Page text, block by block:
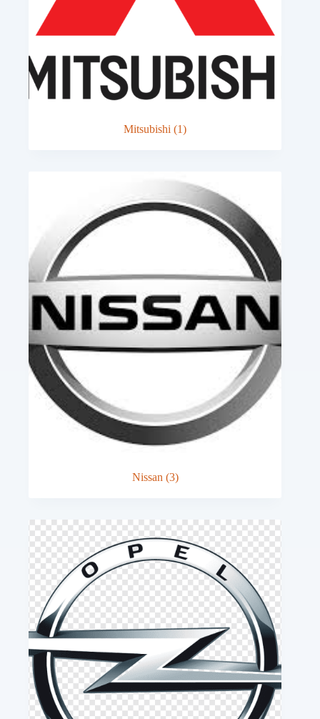
Mitsubishi(1)
Nissan (3)